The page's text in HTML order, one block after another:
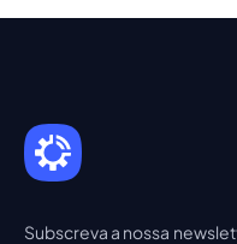
Subscreva a nossa